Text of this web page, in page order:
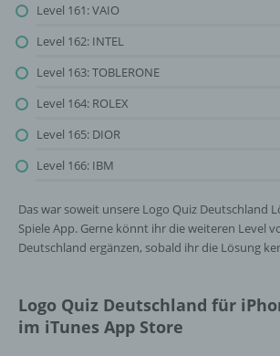
Level 161: VAIO
Level 162: INTEL
Level 163: TOBLERONE
Level 164: ROLEX
Level 165: DIOR
Level 166: IBM
Das war soweit unsere Logo Quiz Deutschland
Spiele App. Gerne könnt ihr die weiteren Level
Deutschland ergänzen, sobald ihr die Lösung
Logo Quiz Deutschland für
im iTunes App Store
Person, Behörde, Einrichtung
Verantwortlichen, dem
und den Personen, die unter der
Verantwortlichen oder des
personenbezogenen Daten zu
k) Einwilligung
Einwilligung ist jede von der
abgegebene
einer Erklärung oder einer
eindeutigen bestätigenden